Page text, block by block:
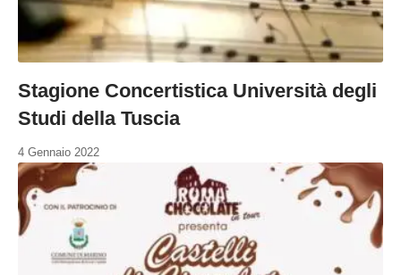
Stagione Concertistica Università degli
Studi della Tuscia
4 Gennaio 2022